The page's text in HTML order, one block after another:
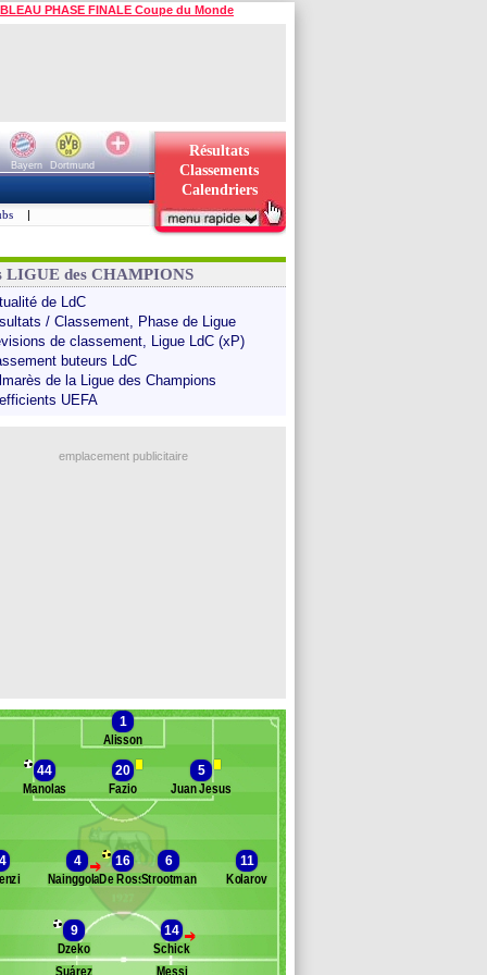
PHASE FINALE Coupe du Monde
Bayern
Dortmund
Résultats
Classements
Calendriers
|
LIGUE des CHAMPIONS
de LdC
/ Classement, Phase de Ligue
de classement, Ligue LdC (xP)
buteurs LdC
de la Ligue des Champions
UEFA
emplacement publicitaire
Banc des remplaçantsAS Rome
Shaarawy
1
Alisson
44
Manolas
20
Fazio
5
Juan Jesus
>
4
Nainggolan
16
De Rossi
6
Strootman
11
Kolarov
9
Dzeko
>
14
Schick
Messi
Suárez